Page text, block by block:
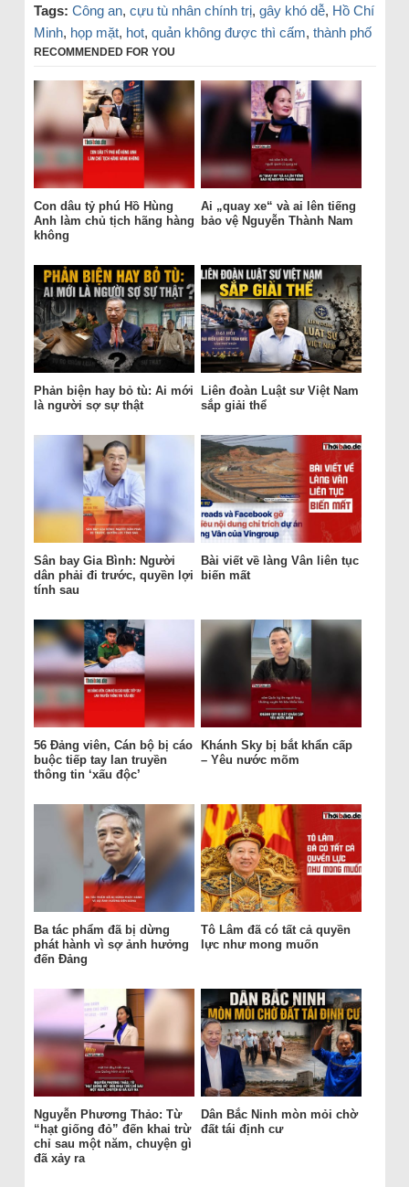
Tags: Công an, cựu tù nhân chính trị, gây khó dễ, Hồ Chí
Minh, họp mặt, hot, quản không được thì cấm, thành phố
RECOMMENDED FOR YOU
Con dâu tỷ phú Hồ Hùng
Anh làm chủ tịch hãng hàng
không
Ai „quay xe“ và ai lên tiếng
bảo vệ Nguyễn Thành Nam
Phản biện hay bỏ tù: Ai mới
là người sợ sự thật
Liên đoàn Luật sư Việt Nam
sắp giải thể
Sân bay Gia Bình: Người
dân phải đi trước, quyền lợi
tính sau
Bài viết về làng Vân liên tục
biến mất
56 Đảng viên, Cán bộ bị cáo
buộc tiếp tay lan truyền
thông tin ‘xấu độc’
Khánh Sky bị bắt khẩn cấp
– Yêu nước mõm
Ba tác phẩm đã bị dừng
phát hành vì sợ ảnh hưởng
đến Đảng
Tô Lâm đã có tất cả quyền
lực như mong muốn
Nguyễn Phương Thảo: Từ
“hạt giống đỏ” đến khai trừ
chỉ sau một năm, chuyện gì
đã xảy ra
Dân Bắc Ninh mòn mỏi chờ
đất tái định cư